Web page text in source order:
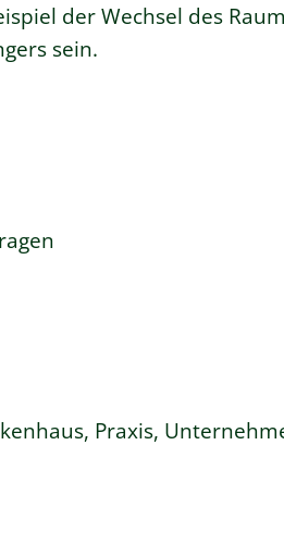
der Wechsel des
sein.
Praxis,